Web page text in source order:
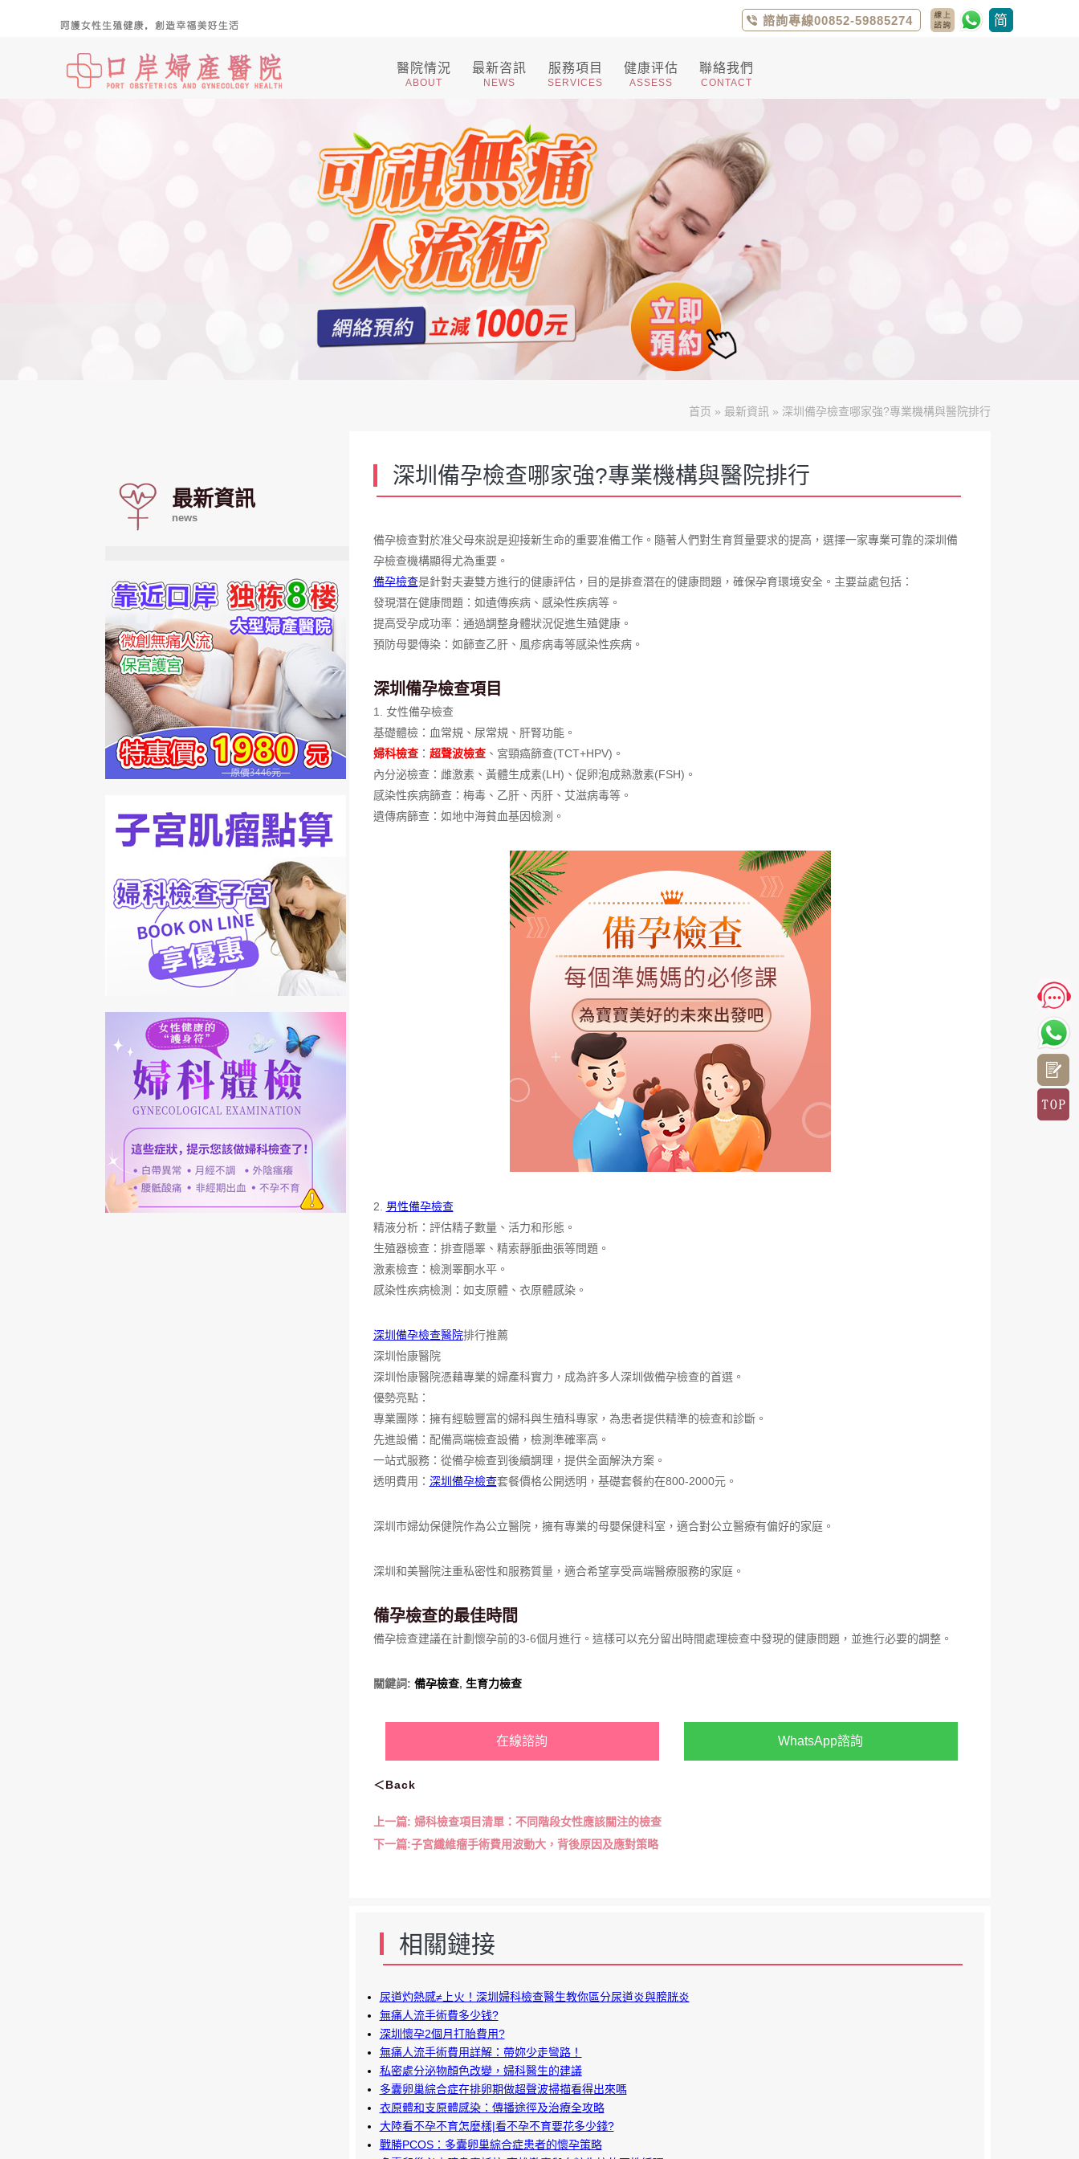
諮詢專線00852-59885274
醫院情況
ABOUT
最新咨訊
NEWS
服務項目
SERVICES
健康评估
ASSESS
聯絡我們
CONTACT
简
最新資訊
news
首页 » 最新資訊 » 深圳備孕檢查哪家強?專業機構與醫院排行
深圳備孕檢查哪家強?專業機構與醫院排行
備孕檢查對於准父母來說是迎接新生命的重要准備工作。隨著人們對生育質量要求的提高，選擇一家專業可靠的深圳備
孕檢查機構顯得尤為重要。
備孕檢查是針對夫妻雙方進行的健康評估，目的是排查潛在的健康問題，確保孕育環境安全。主要益處包括：
發現潛在健康問題：如遺傳疾病、感染性疾病等。
提高受孕成功率：通過調整身體狀況促進生殖健康。
預防母嬰傳染：如篩查乙肝、風疹病毒等感染性疾病。
深圳備孕檢查項目
1. 女性備孕檢查
基礎體檢：血常規、尿常規、肝腎功能。
婦科檢查： 超聲波檢查、宮頸癌篩查(TCT+HPV)。
內分泌檢查：雌激素、黃體生成素(LH)、促卵泡成熟激素(FSH)。
感染性疾病篩查：梅毒、乙肝、丙肝、艾滋病毒等。
遺傳病篩查：如地中海貧血基因檢測。
2. 男性備孕檢查
精液分析：評估精子數量、活力和形態。
生殖器檢查：排查隱睪、精索靜脈曲張等問題。
激素檢查：檢測睪酮水平。
感染性疾病檢測：如支原體、衣原體感染。
深圳備孕檢查醫院排行推薦
深圳怡康醫院
深圳怡康醫院憑藉專業的婦產科實力，成為許多人深圳做備孕檢查的首選。
優勢亮點：
專業團隊：擁有經驗豐富的婦科與生殖科專家，為患者提供精準的檢查和診斷。
先進設備：配備高端檢查設備，檢測準確率高。
一站式服務：從備孕檢查到後續調理，提供全面解決方案。
透明費用： 深圳備孕檢查套餐價格公開透明，基礎套餐約在800-2000元。
深圳市婦幼保健院作為公立醫院，擁有專業的母嬰保健科室，適合對公立醫療有偏好的家庭。
深圳和美醫院注重私密性和服務質量，適合希望享受高端醫療服務的家庭。
備孕檢查的最佳時間
備孕檢查建議在計劃懷孕前的3-6個月進行。這樣可以充分留出時間處理檢查中發現的健康問題，並進行必要的調整。
關鍵詞: 備孕檢查, 生育力檢查
在線諮詢 WhatsApp諮詢
＜Back
上一篇: 婦科檢查項目清單：不同階段女性應該關注的檢查
下一篇:子宮纖維瘤手術費用波動大，背後原因及應對策略
相關鏈接
尿道灼熱感≠上火！深圳婦科檢查醫生教你區分尿道炎與膀胱炎
無痛人流手術費多少钱?
深圳懷孕2個月打胎費用?
無痛人流手術費用詳解：帶妳少走彎路！
私密處分泌物顏色改變，婦科醫生的建議
多囊卵巢綜合症在排卵期做超聲波掃描看得出來嗎
衣原體和支原體感染：傳播途徑及治療全攻略
大陸看不孕不育怎麼樣|看不孕不育要花多少錢?
戰勝PCOS：多囊卵巢綜合症患者的懷孕策略